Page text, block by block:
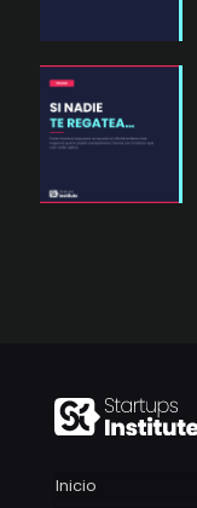
Inicio